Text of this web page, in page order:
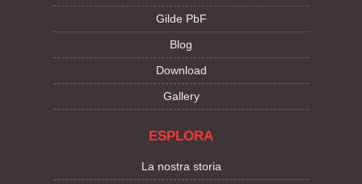
Gilde PbF
Blog
Download
Gallery
ESPLORA
La nostra storia